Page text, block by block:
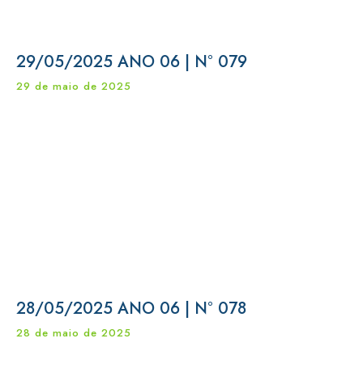
29/05/2025 ANO 06 | N° 079
29 de maio de 2025
28/05/2025 ANO 06 | N° 078
28 de maio de 2025